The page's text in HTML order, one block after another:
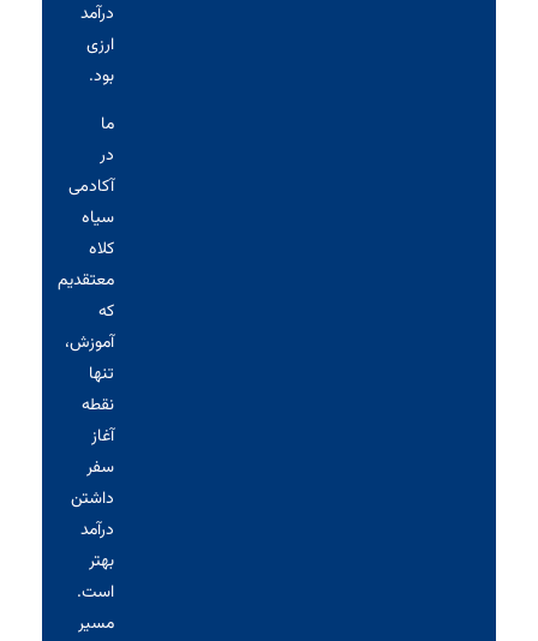
درآمد
ارزی
بود.
ما
در
آکادمی
سیاه‌
کلاه
معتقدیم
که
آموزش،
تنها
نقطه
آغاز
سفر
داشتن
درآمد
بهتر
است.
مسیر